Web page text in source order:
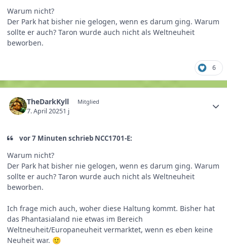
Warum nicht?
Der Park hat bisher nie gelogen, wenn es darum ging. Warum
sollte er auch? Taron wurde auch nicht als Weltneuheit
beworben.
6
TheDarkKyll Mitglied
7. April 20251 j
vor 7 Minuten schrieb NCC1701-E:
Warum nicht?
Der Park hat bisher nie gelogen, wenn es darum ging. Warum
sollte er auch? Taron wurde auch nicht als Weltneuheit
beworben.
Ich frage mich auch, woher diese Haltung kommt. Bisher hat
das Phantasialand nie etwas im Bereich
Weltneuheit/Europaneuheit vermarktet, wenn es eben keine
Neuheit war. 🙂